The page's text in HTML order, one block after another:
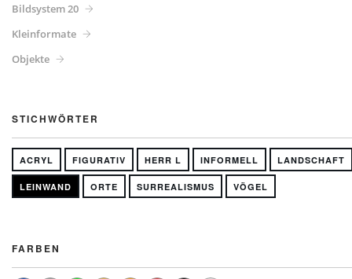
Bildsystem 20
Kleinformate
Objekte
STICHWÖRTER
ACRYL FIGURATIV HERR L INFORMELL LANDSCHAFT
LEINWAND ORTE SURREALISMUS VÖGEL
FARBEN